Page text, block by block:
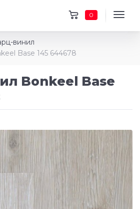
0
винил
Base 145 644678
Bonkeel Base